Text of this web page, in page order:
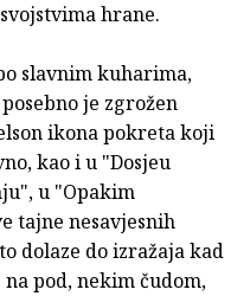
hrane.
slavnim kuharima,
je zgrožen
ikona pokreta koji
kao i u "Dosjeu
u "Opakim
tajne nesavjesnih
dolaze do izražaja kad
pod, nekim čudom,